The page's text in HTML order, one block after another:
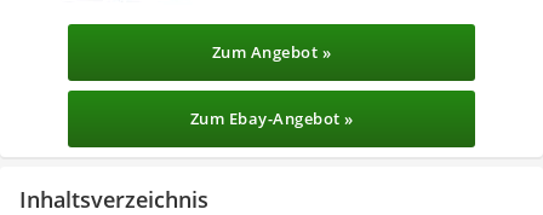
Zum Angebot »
Zum Ebay-Angebot »
Inhaltsverzeichnis